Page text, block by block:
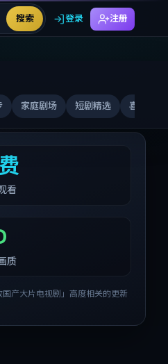
搜索 登录 注册
家庭剧场 短剧精选 喜剧合家
看
质
国产大片电视剧 」高度相关的更新